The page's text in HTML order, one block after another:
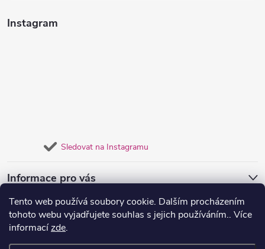
Tento web používá soubory cookie. Dalším procházením
tohoto webu vyjadřujete souhlas s jejich používáním.. Více
informacízde.
Instagram
Sledovat na Instagramu
Informace pro vás
Přijímáme online platby